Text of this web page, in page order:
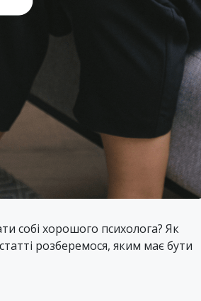
собі хорошого психолога? Як
розберемося, яким має бути